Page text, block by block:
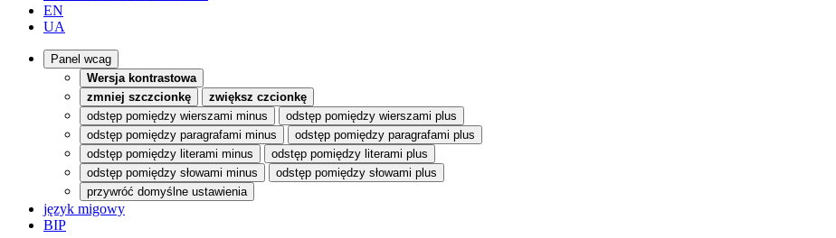
EN
UA
Panel wcag
Wersja kontrastowa
zmniej szczcionkę
zwiększ czcionkę
odstęp pomiędzy wierszami minus
odstęp pomiędzy wierszami plus
odstęp pomiędzy paragrafami minus
odstęp pomiędzy paragrafami plus
odstęp pomiędzy literami minus
odstęp pomiędzy literami plus
odstęp pomiędzy słowami minus
odstęp pomiędzy słowami plus
przywróć domyślne ustawienia
język migowy
BIP